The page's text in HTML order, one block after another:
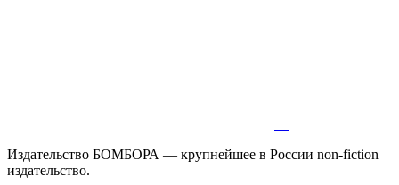
Издательство БОМБОРА — крупнейшее в России non-fiction
издательство.